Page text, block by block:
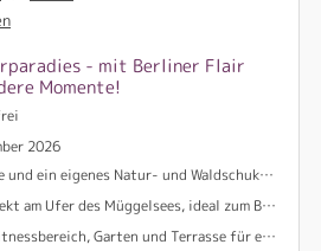
- mit Berliner Flair
Momente!
2026
Natur- und Waldschukonzept, ideal für Familien mit Kinder
ideal zum Baden, Radfahren, Bootfahren oder Spazieren
Garten und Terrasse für entspannte Stunden